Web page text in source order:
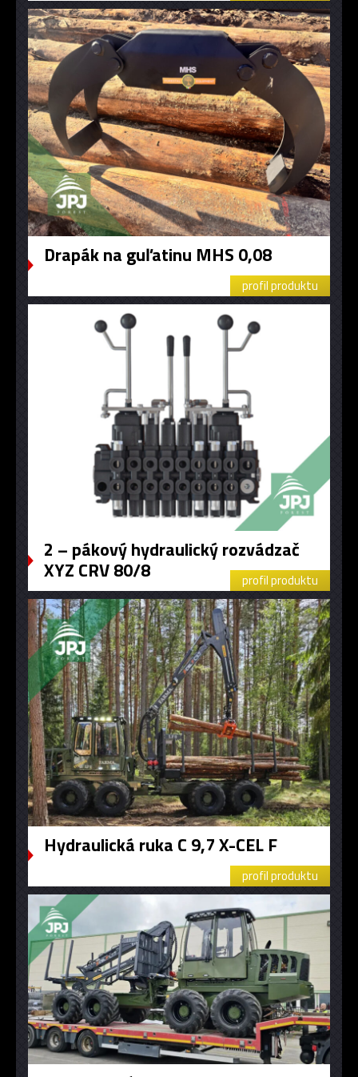
Drapák na guľatinu MHS 0,08
profil produktu
2 – pákový hydraulický rozvádzač
XYZ CRV 80/8 profil produktu
Hydraulická ruka C 9,7 X-CEL F
profil produktu